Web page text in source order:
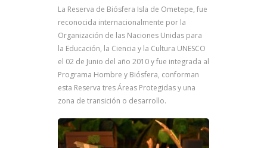
La Reserva de Biósfera Isla de Ometepe, fue
reconocida internacionalmente por la
Organización de las Naciones Unidas para
la Educación, la Ciencia y la Cultura UNESCO
el 02 de Junio del año 2010 y fue integrada al
Programa Hombre y Biósfera, conforman
esta Reserva tres Áreas Protegidas y una
zona de transición o desarrollo.